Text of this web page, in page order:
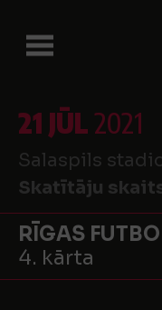
21 JŪL2021
Salaspils
Skatītāju
RĪGAS
4. kārta